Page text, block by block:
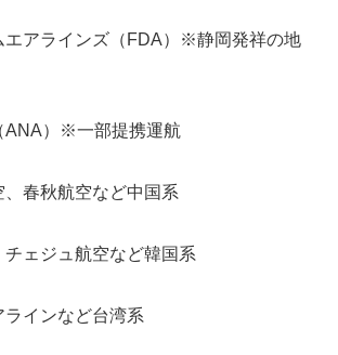
エアラインズ（FDA）※静岡発祥の地
ANA）※一部提携運航
、春秋航空など中国系
チェジュ航空など韓国系
インなど台湾系